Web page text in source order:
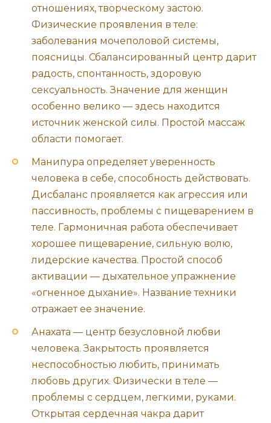
отношениях, творческому застою.
Физические проявления в теле:
заболевания мочеполовой системы,
поясницы. Сбалансированный центр дарит
радость, спонтанность, здоровую
сексуальность. Значение для женщин
особенно велико — здесь находится
источник женской силы. Простой массаж
области помогает.
Манипура определяет уверенность
человека в себе, способность действовать.
Дисбаланс проявляется как агрессия или
пассивность, проблемы с пищеварением в
теле. Гармоничная работа обеспечивает
хорошее пищеварение, сильную волю,
лидерские качества. Простой способ
активации — дыхательное упражнение
«огненное дыхание». Название техники
отражает ее значение.
Анахата — центр безусловной любви
человека. Закрытость проявляется
неспособностью любить, принимать
любовь других. Физически в теле —
проблемы с сердцем, легкими, руками.
Открытая сердечная чакра дарит